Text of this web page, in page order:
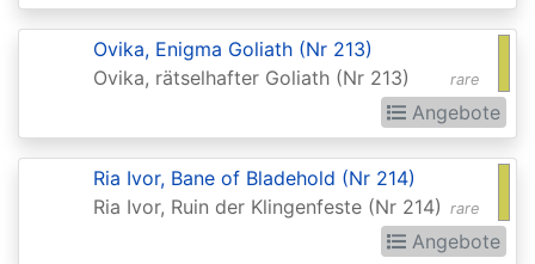
Commander
Commander
2018
Commander
rare
Ovika, Enigma Goliath (Nr 213)
Ovika, rätselhafter Goliath (Nr 213)
Angebote
rare
Ria Ivor, Bane of Bladehold (Nr 214)
Ria Ivor, Ruin der Klingenfeste (Nr 214)
Angebote